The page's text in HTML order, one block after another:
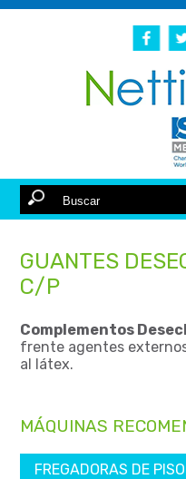
GUANTES
C/P
Complementos
frente agentes
al látex.
MÁQUINAS
FREGADORAS DE